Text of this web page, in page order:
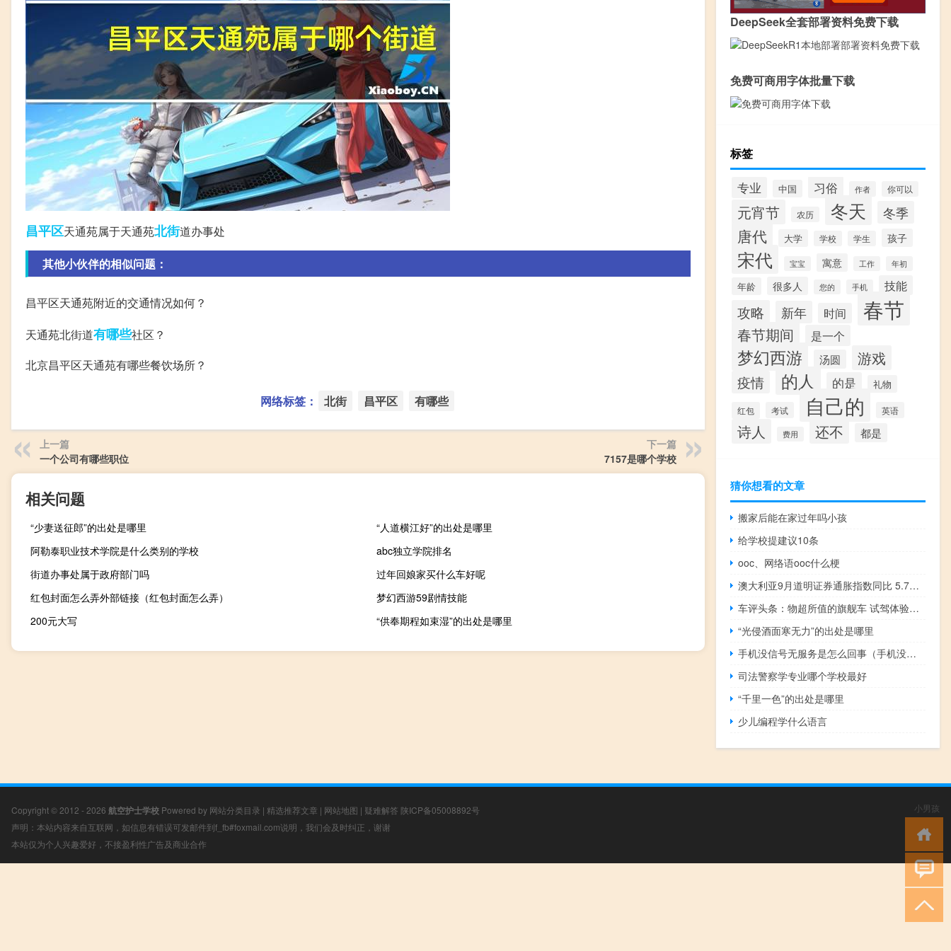
昌平区天通苑属于天通苑北街道办事处
其他小伙伴的相似问题：
昌平区天通苑附近的交通情况如何？
天通苑北街道有哪些社区？
北京昌平区天通苑有哪些餐饮场所？
网络标签： 北街 昌平区 有哪些
上一篇
一个公司有哪些职位
下一篇
7157是哪个学校
相关问题
“少妻送征郎”的出处是哪里
“人道横江好”的出处是哪里
阿勒泰职业技术学院是什么类别的学校
abc独立学院排名
街道办事处属于政府部门吗
过年回娘家买什么车好呢
红包封面怎么弄外部链接（红包封面怎么弄）
梦幻西游59剧情技能
200元大写
“供奉期程如束湿”的出处是哪里
DeepSeek全套部署资料免费下载
免费可商用字体批量下载
标签
专业 中国 习俗 作者 你可以
元宵节 农历 冬天 冬季
唐代 大学 学校 学生 孩子
宋代 宝宝 寓意 工作 年初
年龄 很多人 您的 手机 技能
攻略 新年 时间 春节
春节期间 是一个
梦幻西游 汤圆 游戏
疫情 的人 的是 礼物
红包 考试 自己的 英语
诗人 费用 还不 都是
猜你想看的文章
搬家后能在家过年吗小孩
给学校提建议10条
ooc、网络语ooc什么梗
澳大利亚9月道明证券通胀指数同比 5.7%前值 6.1%
车评头条：物超所值的旗舰车 试驾体验江淮瑞风A60
“光侵酒面寒无力”的出处是哪里
手机没信号无服务是怎么回事（手机没信号）
司法警察学专业哪个学校最好
“千里一色”的出处是哪里
少儿编程学什么语言
Copyright © 2012 - 2026 航空护士学校 Powered by 网站分类目录 | 精选推荐文章 | 网站地图 | 疑难解答 陕ICP备05008892号
声明：本站内容来自互联网，如信息有错误可发邮件到f_fb#foxmail.com说明，我们会及时纠正，谢谢
本站仅为个人兴趣爱好，不接盈利性广告及商业合作
小男孩